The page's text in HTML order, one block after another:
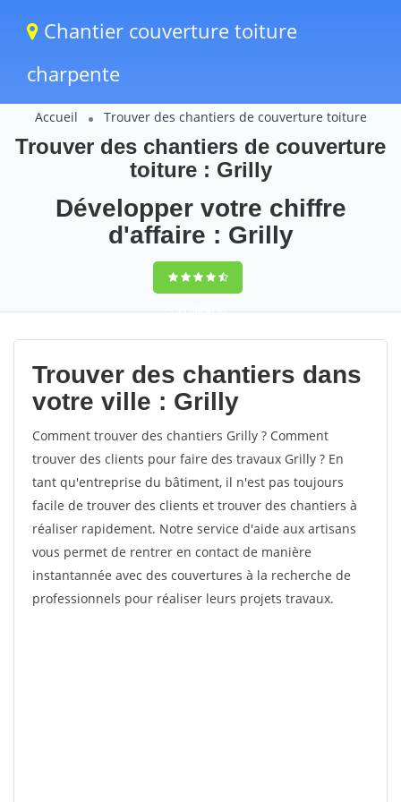
Chantier couverture toiture
charpente
Accueil Trouver des chantiers de couverture toiture
Trouver des chantiers de couverture
toiture : Grilly
Développer votre chiffre
d'affaire : Grilly
9,5(100%)59
votes
Trouver des chantiers dans
votre ville : Grilly
Comment trouver des chantiers Grilly ? Comment
trouver des clients pour faire des travaux Grilly ? En
tant qu'entreprise du bâtiment, il n'est pas toujours
facile de trouver des clients et trouver des chantiers à
réaliser rapidement. Notre service d'aide aux artisans
vous permet de rentrer en contact de manière
instantannée avec des couvertures à la recherche de
professionnels pour réaliser leurs projets travaux.